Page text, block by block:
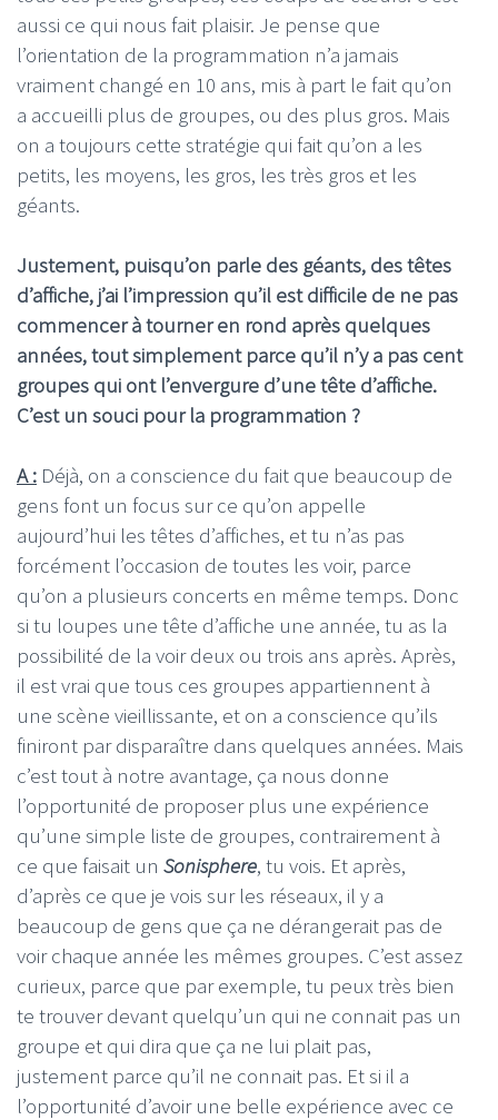
aussi ce qui nous fait plaisir. Je pense que
l’orientation de la programmation n’a jamais
vraiment changé en 10 ans, mis à part le fait qu’on
a accueilli plus de groupes, ou des plus gros. Mais
on a toujours cette stratégie qui fait qu’on a les
petits, les moyens, les gros, les très gros et les
géants.
Justement, puisqu’on parle des géants, des têtes
d’affiche, j’ai l’impression qu’il est difficile de ne pas
commencer à tourner en rond après quelques
années, tout simplement parce qu’il n’y a pas cent
groupes qui ont l’envergure d’une tête d’affiche.
C’est un souci pour la programmation ?
A : Déjà, on a conscience du fait que beaucoup de
gens font un focus sur ce qu’on appelle
aujourd’hui les têtes d’affiches, et tu n’as pas
forcément l’occasion de toutes les voir, parce
qu’on a plusieurs concerts en même temps. Donc
si tu loupes une tête d’affiche une année, tu as la
possibilité de la voir deux ou trois ans après. Après,
il est vrai que tous ces groupes appartiennent à
une scène vieillissante, et on a conscience qu’ils
finiront par disparaître dans quelques années. Mais
c’est tout à notre avantage, ça nous donne
l’opportunité de proposer plus une expérience
qu’une simple liste de groupes, contrairement à
ce que faisait un Sonisphere, tu vois. Et après,
d’après ce que je vois sur les réseaux, il y a
beaucoup de gens que ça ne dérangerait pas de
voir chaque année les mêmes groupes. C’est assez
curieux, parce que par exemple, tu peux très bien
te trouver devant quelqu’un qui ne connait pas un
groupe et qui dira que ça ne lui plait pas,
justement parce qu’il ne connait pas. Et si il a
l’opportunité d’avoir une belle expérience avec ce